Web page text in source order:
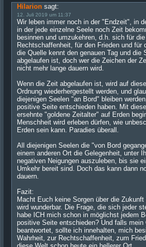
Hilarion sagt:
12. Juli 2019 um 11:37
Wir leben immer noch in der "Endzeit", in
in der jede einzelne Seele noch Zeit
besinnen und umzukehren, d.h. sich für
Rechtschaffenheit, für den Frieden und für
die Quelle kennt den genauen Tag und die
abgelaufen ist, doch wer die Zeichen der
nicht mehr lange dauern wird.
Wenn die Zeit abgelaufen ist, wird auf
Ordnung wiederhergestellt werden, und
diejenigen Seelen "an Bord" bleiben
positive Seite entschieden haben. Mit
ersehnte "goldene Zeitalter" auf Erden
Menschheit wird erleben dürfen, wie
Erden sein kann. Paradies überall.
All diejenigen Seelen die "von Bord
einem anderen Ort die Gelegenheit, unter
negativen Neigungen auszuleben, bis sie
Umkehr bereit sind. Doch das kann dann
dauern.
Fazit:
Macht Euch keine Sorgen über die
wird wunderbar. Die Frage, die sich jeder
habe ICH mich schon in möglichst jedem
positive Seite entschieden? Und falls
beantwortet, sollte ich innehalten, mich
Wahrheit, zur Rechtschaffenheit, zum